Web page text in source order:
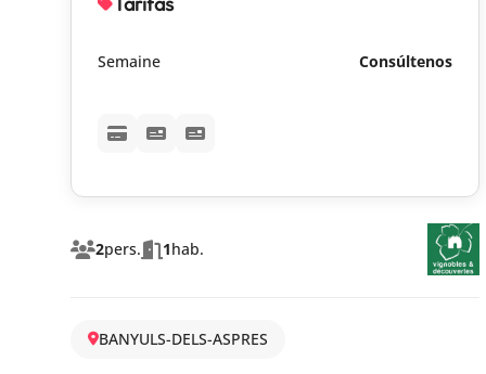
2pers. 1hab.
BANYULS-DELS-ASPRES
Semaine Consúltenos